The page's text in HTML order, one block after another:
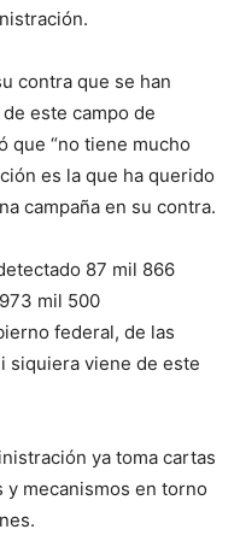
contra que se han
este campo de
que “no tiene mucho
es la que ha querido
campaña en su contra.
87 mil 866
mil 500
federal, de las
siquiera viene de este
ya toma cartas
mecanismos en torno